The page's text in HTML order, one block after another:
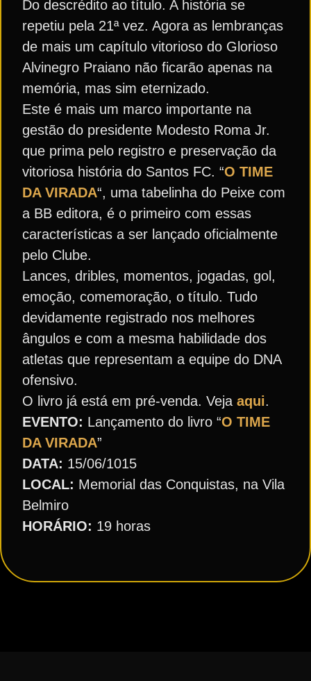
Do descrédito ao título. A história se
repetiu pela 21ª vez. Agora as lembranças
de mais um capítulo vitorioso do Glorioso
Alvinegro Praiano não ficarão apenas na
memória, mas sim eternizado.
Este é mais um marco importante na
gestão do presidente Modesto Roma Jr.
que prima pelo registro e preservação da
vitoriosa história do Santos FC. “O TIME
DA VIRADA“, uma tabelinha do Peixe com
a BB editora, é o primeiro com essas
características a ser lançado oficialmente
pelo Clube.
Lances, dribles, momentos, jogadas, gol,
emoção, comemoração, o título. Tudo
devidamente registrado nos melhores
ângulos e com a mesma habilidade dos
atletas que representam a equipe do DNA
ofensivo.
O livro já está em pré-venda. Veja aqui.
EVENTO: Lançamento do livro “O TIME
DA VIRADA”
DATA: 15/06/1015
LOCAL: Memorial das Conquistas, na Vila
Belmiro
HORÁRIO: 19 horas